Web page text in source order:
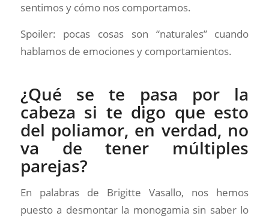
sentimos y cómo nos comportamos.
Spoiler: pocas cosas son “naturales” cuando
hablamos de emociones y comportamientos.
¿Qué se te pasa por la
cabeza si te digo que esto
del poliamor, en verdad, no
va de tener múltiples
parejas?
En palabras de Brigitte Vasallo, nos hemos
puesto a desmontar la monogamia sin saber lo